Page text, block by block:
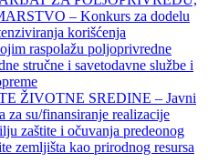
– Konkurs za dodelu
korišćenja
raspolažu poljoprivredne
stručne i savetodavne službe i
ŽIVOTNE SREDINE – Javni
za su/finansiranje realizacije
zaštite i očuvanja predeonog
zemljišta kao prirodnog resursa